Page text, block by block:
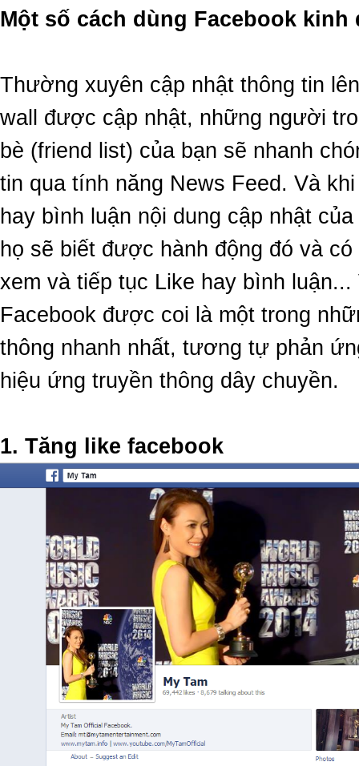
Một số cách dùng Facebook kinh
Thường xuyên cập nhật thông tin
wall được cập nhật, những người
bè (friend list) của bạn sẽ nhanh
tin qua tính năng News Feed. Và
hay bình luận nội dung cập nhật
họ sẽ biết được hành động đó và
xem và tiếp tục Like hay bình
Facebook được coi là một trong
thông nhanh nhất, tương tự phản
hiệu ứng truyền thông dây chuyền.
1. Tăng like facebook